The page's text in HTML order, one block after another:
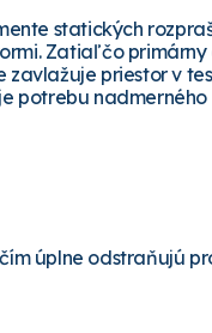
statických
Zatiaľ čo
priestor v
potrebu
úplne odstraňujú